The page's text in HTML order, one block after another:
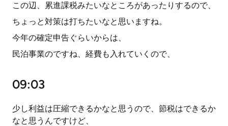
この辺、累進課税みたいなところがあったりするので、
ちょっと対策は打ちたいなと思いますね。
今年の確定申告ぐらいからは、
民泊事業のですね、経費も入れていくので、
09:03
少し利益は圧縮できるかなと思うので、節税はできるか
なと思うんですけど、